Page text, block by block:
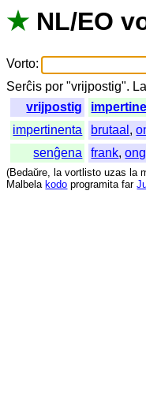
★ NL/EO
Vorto:
Serĉis por "vrijpostig". La
vrijpostig
impertinenta
brutaal ,
senĝena
frank,
(Bedaŭre, la vortlisto uzas la
Malbela kodo programita far